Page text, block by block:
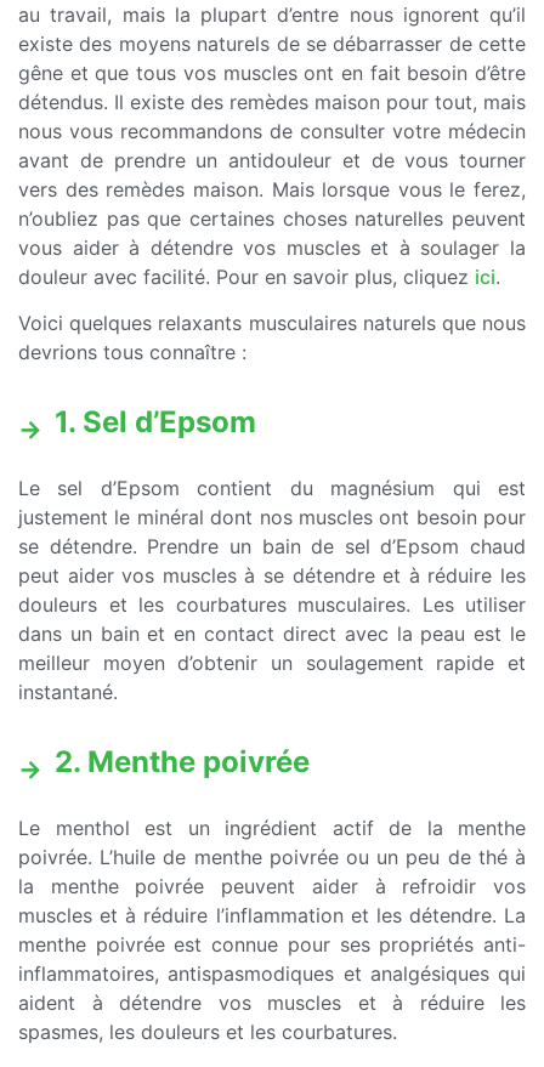
au travail, mais la plupart d’entre nous ignorent qu’il
existe des moyens naturels de se débarrasser de cette
gêne et que tous vos muscles ont en fait besoin d’être
détendus. Il existe des remèdes maison pour tout, mais
nous vous recommandons de consulter votre médecin
avant de prendre un antidouleur et de vous tourner
vers des remèdes maison. Mais lorsque vous le ferez,
n’oubliez pas que certaines choses naturelles peuvent
vous aider à détendre vos muscles et à soulager la
douleur avec facilité. Pour en savoir plus, cliquez ici.
Voici quelques relaxants musculaires naturels que nous
devrions tous connaître :
1. Sel d’Epsom
Le sel d’Epsom contient du magnésium qui est
justement le minéral dont nos muscles ont besoin pour
se détendre. Prendre un bain de sel d’Epsom chaud
peut aider vos muscles à se détendre et à réduire les
douleurs et les courbatures musculaires. Les utiliser
dans un bain et en contact direct avec la peau est le
meilleur moyen d’obtenir un soulagement rapide et
instantané.
2. Menthe poivrée
Le menthol est un ingrédient actif de la menthe
poivrée. L’huile de menthe poivrée ou un peu de thé à
la menthe poivrée peuvent aider à refroidir vos
muscles et à réduire l’inflammation et les détendre. La
menthe poivrée est connue pour ses propriétés anti-
inflammatoires, antispasmodiques et analgésiques qui
aident à détendre vos muscles et à réduire les
spasmes, les douleurs et les courbatures.